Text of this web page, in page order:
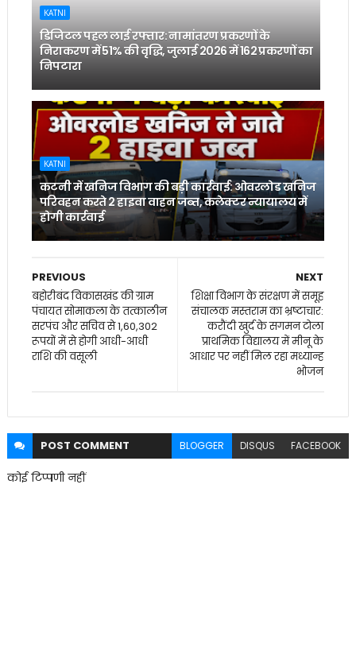
KATNI
डिजिटल पहल लाई रफ्तार: नामांतरण प्रकरणों के
निराकरण में 51% की वृद्धि, जुलाई 2026 में 162 प्रकरणों का
निपटारा
KATNI
कटनी में खनिज विभाग की बड़ी कार्रवाई: ओवरलोड खनिज
परिवहन करते 2 हाइवा वाहन जब्त, कलेक्टर न्यायालय में
होगी कार्रवाई
NEXT
शिक्षा विभाग के संरक्षण में समूह
संचालक मस्तराम का भ्रष्टाचार:
करौंदी खुर्द के सगमन टोला
प्राथमिक विद्यालय में मीनू के
आधार पर नहीं मिल रहा मध्यान्ह
भोजन
PREVIOUS
बहोरीबंद विकासखंड की ग्राम
पंचायत सोमाकला के तत्कालीन
सरपंच और सचिव से 1,60,302
रूपयों में से होगी आधी-आधी
राशि की वसूली
POST COMMENT BLOGGER DISQUS FACEBOOK
कोई टिप्पणी नहीं